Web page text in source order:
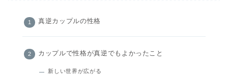
真逆カップルの性格
カップルで性格が真逆でもよかったこと
新しい世界が広がる